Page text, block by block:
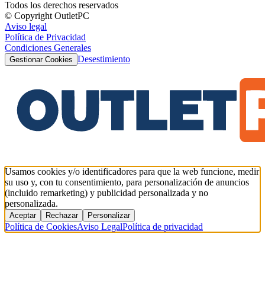
Todos los derechos reservados
© Copyright OutletPC
Aviso legal
Política de Privacidad
Condiciones Generales
Gestionar Cookies Desestimiento
Usamos cookies y/o identificadores para que la web funcione, medir
su uso y, con tu consentimiento, para personalización de anuncios
(incluido remarketing) y publicidad personalizada y no
personalizada.
Aceptar Rechazar Personalizar
Política de CookiesAviso LegalPolítica de privacidad